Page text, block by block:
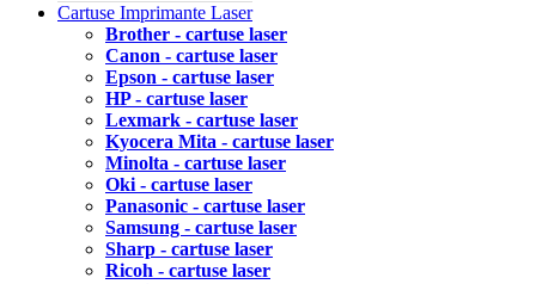
Cartuse Imprimante Laser
Brother - cartuse laser
Canon - cartuse laser
Epson - cartuse laser
HP - cartuse laser
Lexmark - cartuse laser
Kyocera Mita - cartuse laser
Minolta - cartuse laser
Oki - cartuse laser
Panasonic - cartuse laser
Samsung - cartuse laser
Sharp - cartuse laser
Ricoh - cartuse laser